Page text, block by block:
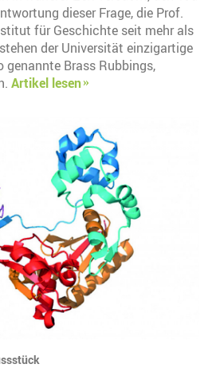
dieser Frage, die Prof.
für Geschichte seit mehr als
der Universität einzigartige
Brass Rubbings,
Artikel lesen